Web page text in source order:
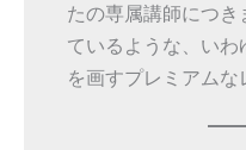
たの専属講師につ
ているような、い
を画すプレミアムな